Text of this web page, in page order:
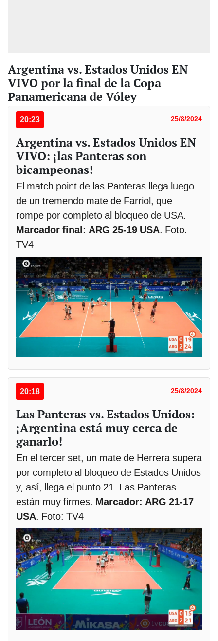
Argentina vs. Estados Unidos EN
VIVO por la final de la Copa
Panamericana de Vóley
20:23 25/8/2024
Argentina vs. Estados Unidos EN
VIVO: ¡las Panteras son
bicampeonas!
El match point de las Panteras llega luego
de un tremendo mate de Farriol, que
rompe por completo al bloqueo de USA.
Marcador final: ARG 25-19 USA. Foto.
TV4
20:18 25/8/2024
Las Panteras vs. Estados Unidos:
¡Argentina está muy cerca de
ganarlo!
En el tercer set, un mate de Herrera supera
por completo al bloqueo de Estados Unidos
y, así, llega el punto 21. Las Panteras
están muy firmes. Marcador: ARG 21-17
USA. Foto: TV4